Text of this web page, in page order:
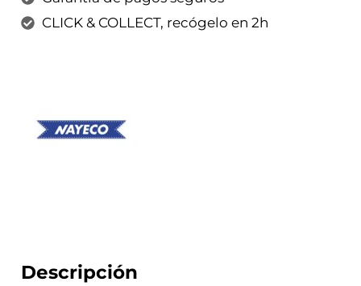
CLICK & COLLECT, recógelo en 2h
Descripción